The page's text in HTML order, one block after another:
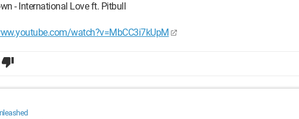
- International Love ft. Pitbull
watch?v=MbCC3i7kUpM